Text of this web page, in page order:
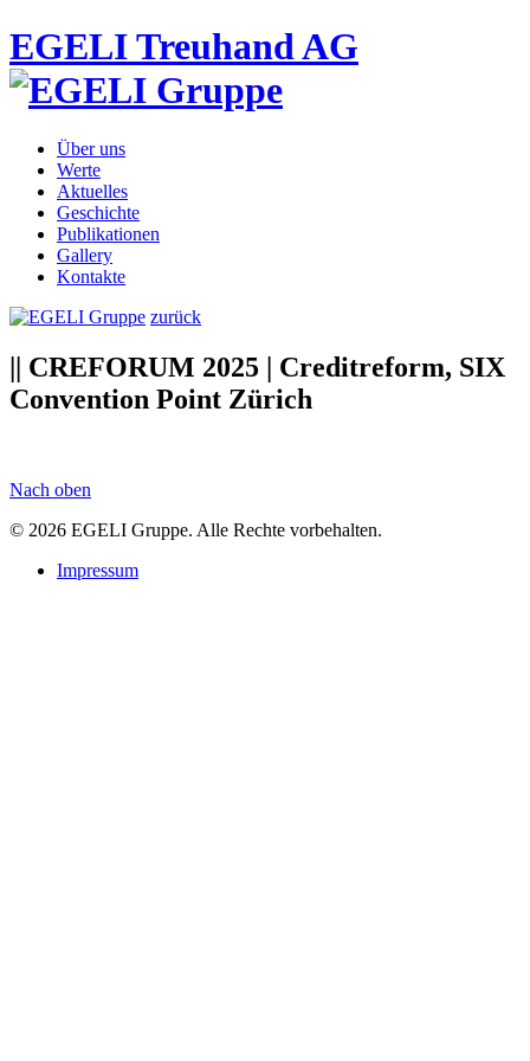
EGELI Treuhand AG
Über uns
Werte
Aktuelles
Geschichte
Publikationen
Gallery
Kontakte
zurück
|| CREFORUM 2025 | Creditreform, SIX
Convention Point Zürich
Nach oben
© 2026 EGELI Gruppe. Alle Rechte vorbehalten.
Impressum